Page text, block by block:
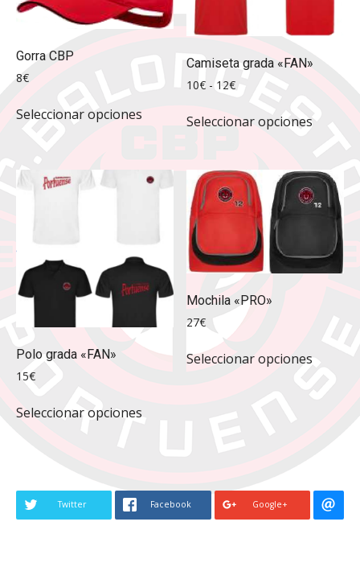
Gorra CBP
8€
Seleccionar opciones producto
tiene
múltiples
variantes.
opciones
pueden
elegir
en
página
de
producto
Camiseta grada «FAN»
10€ - 12€Rango
precios:
desde
10€
12€
Seleccionar opciones
tiene
Las
pueden
página
de
Polo grada «FAN»
15€
Seleccionar opcionesproducto
Las
Mochila «PRO»
27€
Seleccionar opciones
Este
tiene
Las
pueden
elegir
Twitter Facebook Google+